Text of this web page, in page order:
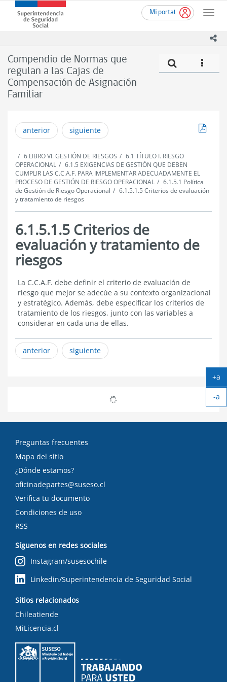
contenido
Mi portal
Toggle
Superintendencia
de
(SUSESO)
-
Gobierno
de
Chile
Compendio de Normas que
regulan a las Cajas de
Compensación de Asignación
Familiar
icono
anterior siguiente
6 LIBRO VI. GESTIÓN DE RIESGOS
6.1 TÍTULO I. RIESGO
OPERACIONAL
6.1.5 EXIGENCIAS DE GESTIÓN QUE DEBEN
CUMPLIR LAS C.C.A.F. PARA IMPLEMENTAR ADECUADAMENTE EL
PROCESO DE GESTIÓN DE RIESGO OPERACIONAL
6.1.5.1 Política
de Gestión de Riesgo Operacional
6.1.5.1.5 Criterios de evaluación
y tratamiento de riesgos
6.1.5.1.5 Criterios de
evaluación y tratamiento de
riesgos
6.1.5.1.5
Criterios
evaluación
y
tratamiento
riesgos
La C.C.A.F. debe definir el criterio de evaluación de
riesgo que mejor se adecúe a su contexto organizacional
y estratégico. Además, debe especificar los criterios de
tratamiento de los riesgos, junto con las variables a
considerar en cada una de ellas.
anterior siguiente
Preguntas frecuentes
Mapa del sitio
¿Dónde estamos?
oficinadepartes@suseso.cl
Verifica tu documento
Condiciones de uso
RSS
Síguenos en redes sociales
Instagram/susesochile
Linkedin/Superintendencia de Seguridad Social
Sitios relacionados
Chileatiende
MiLicencia.cl
+a
-a